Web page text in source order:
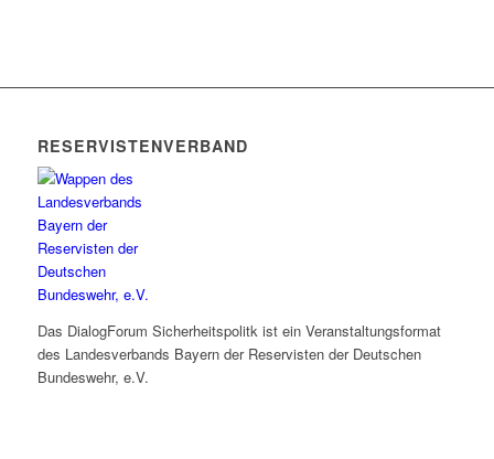
RESERVISTENVERBAND
Das DialogForum Sicherheitspolitk ist ein Veranstaltungsformat
des Landesverbands Bayern der Reservisten der Deutschen
Bundeswehr, e.V.